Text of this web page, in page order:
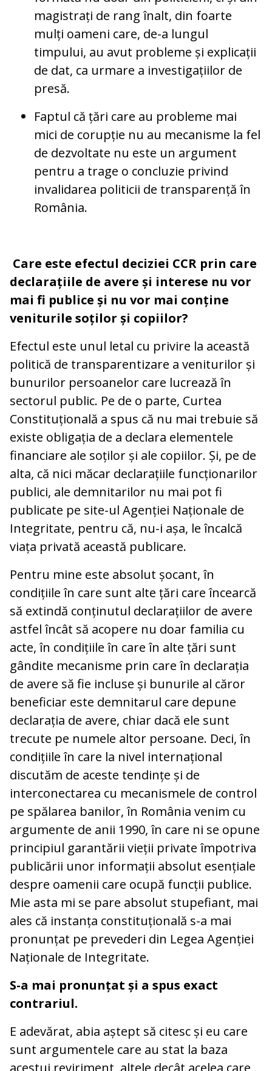
magistrați de rang înalt, din foarte
mulți oameni care, de-a lungul
timpului, au avut probleme și explicații
de dat, ca urmare a investigațiilor de
presă.
Faptul că țări care au probleme mai
mici de corupție nu au mecanisme la fel
de dezvoltate nu este un argument
pentru a trage o concluzie privind
invalidarea politicii de transparență în
România.
Care este efectul deciziei CCR prin care
declarațiile de avere și interese nu vor
mai fi publice și nu vor mai conține
veniturile soților și copiilor?
Efectul este unul letal cu privire la această
politică de transparentizare a veniturilor și
bunurilor persoanelor care lucrează în
sectorul public. Pe de o parte, Curtea
Constituțională a spus că nu mai trebuie să
existe obligația de a declara elementele
financiare ale soților și ale copiilor. Și, pe de
alta, că nici măcar declarațiile funcționarilor
publici, ale demnitarilor nu mai pot fi
publicate pe site-ul Agenției Naționale de
Integritate, pentru că, nu-i așa, le încalcă
viața privată această publicare.
Pentru mine este absolut șocant, în
condițiile în care sunt alte țări care încearcă
să extindă conținutul declarațiilor de avere
astfel încât să acopere nu doar familia cu
acte, în condițiile în care în alte țări sunt
gândite mecanisme prin care în declarația
de avere să fie incluse și bunurile al căror
beneficiar este demnitarul care depune
declarația de avere, chiar dacă ele sunt
trecute pe numele altor persoane. Deci, în
condițiile în care la nivel internațional
discutăm de aceste tendințe și de
interconectarea cu mecanismele de control
pe spălarea banilor, în România venim cu
argumente de anii 1990, în care ni se opune
principiul garantării vieții private împotriva
publicării unor informații absolut esențiale
despre oamenii care ocupă funcții publice.
Mie asta mi se pare absolut stupefiant, mai
ales că instanța constituțională s-a mai
pronunțat pe prevederi din Legea Agenției
Naționale de Integritate.
S-a mai pronunțat și a spus exact
contrariul.
E adevărat, abia aștept să citesc și eu care
sunt argumentele care au stat la baza
acestui reviriment, altele decât acelea care